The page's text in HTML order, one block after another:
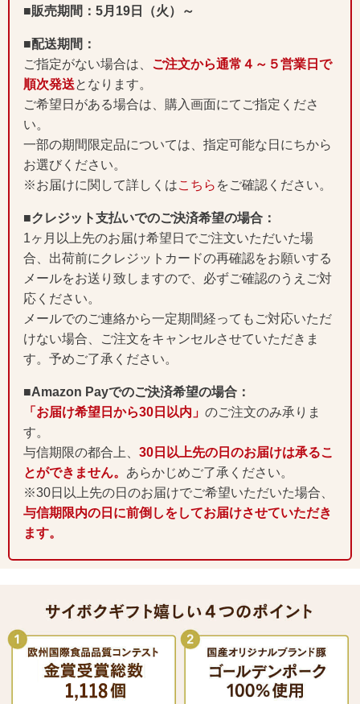
■販売期間：5月19日（火）～
■配送期間：
ご指定がない場合は、 ご注文から通常４～５営業日で
順次発送となります。
ご希望日がある場合は、購入画面にてご指定くださ
い。
一部の期間限定品については、指定可能な日にちから
お選びください。
※お届けに関して詳しくはこちら をご確認ください。
■クレジット支払いでのご決済希望の場合：
1ヶ月以上先のお届け希望日でご注文いただいた場
合、出荷前にクレジットカードの再確認をお願いする
メールをお送り致しますので、必ずご確認のうえご対
応ください。
メールでのご連絡から一定期間経ってもご対応いただ
けない場合、ご注文をキャンセルさせていただきま
す。予めご了承ください。
■Amazon Payでのご決済希望の場合：
「お届け希望日から30日以内」のご注文のみ承りま
す。
与信期限の都合上、30日以上先の日のお届けは承るこ
とができません。 あらかじめご了承ください。
※30日以上先の日のお届けでご希望いただいた場合、
与信期限内の日に前倒しをしてお届けさせていただき
ます。